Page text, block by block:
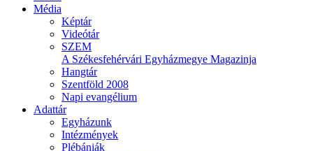
Média
Képtár
Videótár
SZEM
A Székesfehérvári Egyházmegye Magazinja
Hangtár
Szentföld 2008
Napi evangélium
Adattár
Egyházunk
Intézmények
Plébániák